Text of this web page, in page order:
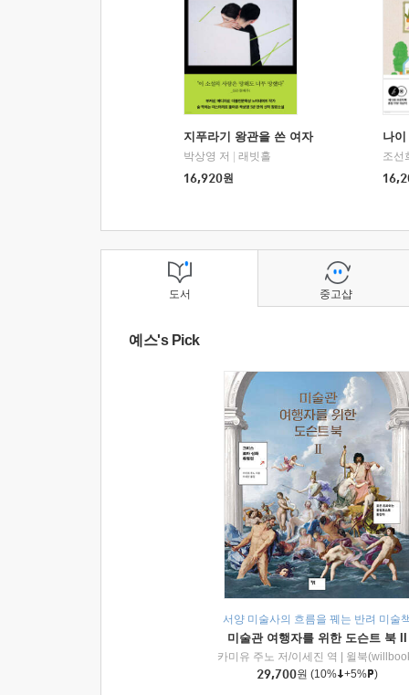
지푸라기 왕관을 쓴 여자
박상영 저
래빗홀
16,920원
나
조선
도서
예스's Pick
서양 미술사의 흐름을 꿰는 반려 미술
미술관 여행자를 위한 도슨트 북 II
카미유 주노 저/이세진 역
윌북
29,700원 (10% +5% )
중고샵